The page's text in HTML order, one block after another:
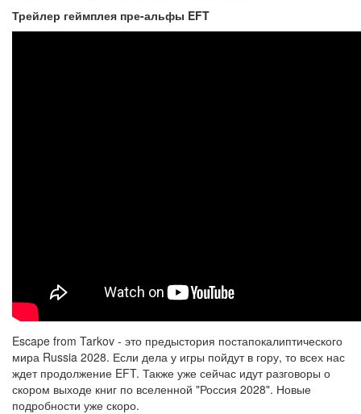
Трейлер геймплея пре-альфы EFT
Escape from Tarkov - это предыстория постапокалиптического
мира Russia 2028. Если дела у игры пойдут в гору, то всех нас
ждет продолжение EFT. Также уже сейчас идут разговоры о
скором выходе книг по вселенной "Россия 2028". Новые
подробности уже скоро.